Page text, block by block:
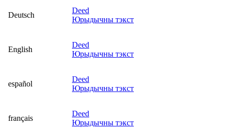
Deutsch
Deed
Юрыдычны тэкст
English
Deed
Юрыдычны тэкст
español
Deed
Юрыдычны тэкст
français
Deed
Юрыдычны тэкст